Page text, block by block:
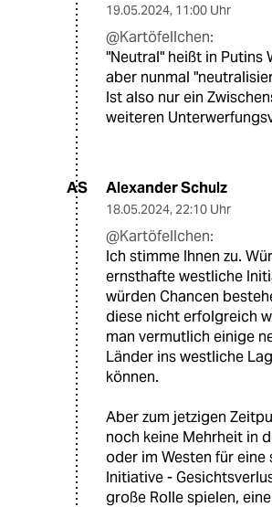
19.05.2024, 11:00 Uhr
@Kartöfellchen:
"Neutral" heißt in Putins
aber nunmal
Ist also nur ein
weiteren
AS Alexander Schulz
18.05.2024, 22:10 Uhr
@Kartöfellchen:
Ich stimme Ihnen zu.
ernsthafte westliche
würden Chancen
diese nicht erfolgreich
man vermutlich einige
Länder ins westliche
können.
Aber zum jetzigen
noch keine Mehrheit in
oder im Westen für eine
Initiative -
große Rolle spielen,